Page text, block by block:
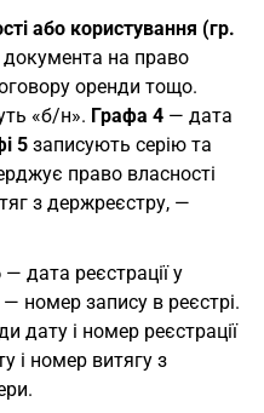
або користування (гр.
на право
оренди тощо.
«б/н». Графа 4 — дата
5 записують серію та
право власності
з держреєстру, —
— дата реєстрації у
— номер запису в реєстрі.
дату і номер реєстрації
і номер витягу з